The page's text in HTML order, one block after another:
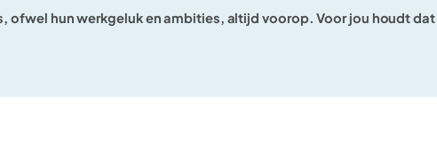
ofwel hun werkgeluk en ambities, altijd voorop. Voor jou houdt dat